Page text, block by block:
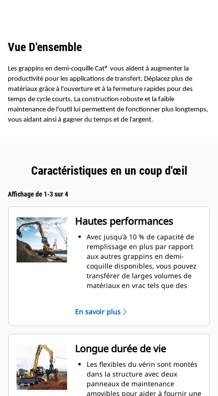
Vue D'ensemble
Les grappins en demi-coquille Cat® vous aident à augmenter la
productivité pour les applications de transfert. Déplacez plus de
matériaux grâce à l'ouverture et à la fermeture rapides pour des
temps de cycle courts. La construction robuste et la faible
maintenance de l'outil lui permettent de fonctionner plus longtemps,
vous aidant ainsi à gagner du temps et de l'argent.
Caractéristiques en un coup d'œil
Affichage de 1-3 sur 4
Hautes performances
Avec jusqu'à 10 % de capacité de
remplissage en plus par rapport
aux autres grappins en demi-
coquille disponibles, vous pouvez
transférer de larges volumes de
matériaux en vrac tels que des
Déplacez des charges importantes
grâce à la large ouverture des
pinces pour la manutention en
La puissante force de fermeture
des coquilles de grappin, associée
aux temps d'ouverture et de
fermeture rapides, vous aide à
raccourcir vos temps de cycle et à
En savoir plus
Longue durée de vie
Les flexibles du vérin sont montés
dans la structure avec deux
panneaux de maintenance
amovibles pour aider à fournir une